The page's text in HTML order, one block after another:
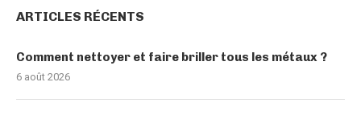
ARTICLES RÉCENTS
Comment nettoyer et faire briller tous les métaux ?
6 août 2026